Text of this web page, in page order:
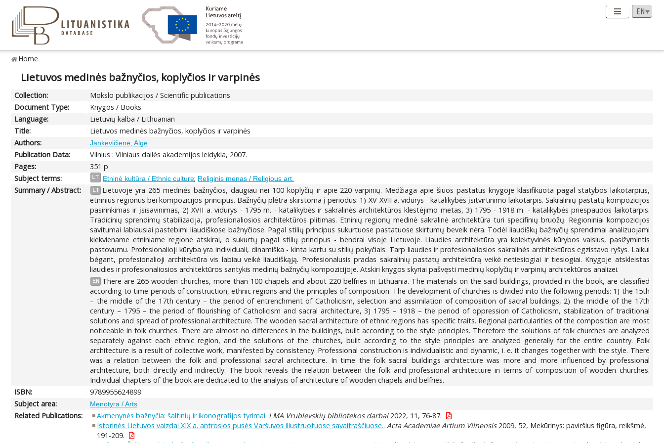
Home
Lietuvos medinės bažnyčios, koplyčios ir varpinės
Collection:
Mokslo publikacijos / Scientific publications
Document Type:
Knygos / Books
Language:
Lietuvių kalba / Lithuanian
Title:
Lietuvos medinės bažnyčios, koplyčios ir varpinės
Authors:
Jankevičienė, Algė
Publication Data:
Vilnius : Vilniaus dailės akademijos leidykla, 2007.
Pages:
351 p
Subject terms:
LT Etninė kultūra / Ethnic culture; Religinis menas / Religious art.
Summary / Abstract: LT Lietuvoje yra 265 medinės bažnyčios, daugiau nei 100 koplyčių ir apie 220 varpinių. Medžiaga apie šiuos pastatus knygoje klasifikuota pagal statybos laikotarpius,
etninius regionus bei kompozicijos principus. Bažnyčių plėtra skirstoma į periodus: 1) XV-XVII a. vidurys - katalikybės įsitvirtinimo laikotarpis. Sakralinių pastatų kompozicijos
pasirinkimas ir įsisavinimas, 2) XVII a. vidurys - 1795 m. - katalikybės ir sakralinės architektūros klestėjimo metas, 3) 1795 - 1918 m. - katalikybės priespaudos laikotarpis.
Tradicinių sprendimų stabilizacija, profesionaliosios architektūros plitimas. Etninių regionų medinė sakralinė architektūra turi specifinių bruožų. Regioniniai kompozicijos
savitumai labiausiai pastebimi liaudiškose bažnyčiose. Pagal stilių principus sukurtuose pastatuose skirtumų beveik nėra. Todėl liaudiškų bažnyčių sprendimai analizuojami
kiekviename etniniame regione atskirai, o sukurtų pagal stilių principus - bendrai visoje Lietuvoje. Liaudies architektūra yra kolektyvinės kūrybos vaisius, pasižymintis
pastovumu. Profesionalioji kūryba yra individuali, dinamiška - kinta kartu su stilių pokyčiais. Tarp liaudies ir profesionaliosios sakralinės architektūros egzistavo ryšys. Laikui
bėgant, profesionalioji architektūra vis labiau veikė liaudiškąją. Profesionalusis pradas sakralinių pastatų architektūrą veikė netiesiogiai ir tiesiogiai. Knygoje atskleistas
liaudies ir profesionaliosios architektūros santykis medinių bažnyčių kompozicijoje. Atskiri knygos skyriai pašvęsti medinių koplyčių ir varpinių architektūros analizei.
EN
There are 265 wooden churches, more than 100 chapels and about 220 belfries in Lithuania. The materials on the said buildings, provided in the book, are classified
according to time periods of construction, ethnic regions and the principles of composition. The development of churches is divided into the following periods: 1) the 15th
– the middle of the 17th century – the period of entrenchment of Catholicism, selection and assimilation of composition of sacral buildings, 2) the middle of the 17th
century – 1795 – the period of flourishing of Catholicism and sacral architecture, 3) 1795 – 1918 – the period of oppression of Catholicism, stabilization of traditional
solutions and spread of professional architecture. The wooden sacral architecture of ethnic regions has specific traits. Regional particularities of the composition are most
noticeable in folk churches. There are almost no differences in the buildings, built according to the style principles. Therefore the solutions of folk churches are analyzed
separately against each ethnic region, and the solutions of the churches, built according to the style principles are analyzed generally for the entire country. Folk
architecture is a result of collective work, manifested by consistency. Professional construction is individualistic and dynamic, i. e. it changes together with the style. There
was a relation between the folk and professional sacral architecture. In time the folk sacral buildings architecture was more and more influenced by professional
architecture, both directly and indirectly. The book reveals the relation between the folk and professional architecture in terms of composition of wooden churches.
Individual chapters of the book are dedicated to the analysis of architecture of wooden chapels and belfries.
ISBN:
9789955624899
Subject area:
Menotyra / Arts
Related Publications: Akmenynės bažnyčia: šaltinių ir ikonografijos tyrimai. LMA Vrublevskių bibliotekos darbai2022, 11, 76-87.
Istorinės Lietuvos vaizdai XIX a. antrosios pusės Varšuvos iliustruotuose savaitraščiuose.. Acta Academiae Artium Vilnensis2009, 52, Mekūrinys: paviršius figūra, reikšmė,
191-209.